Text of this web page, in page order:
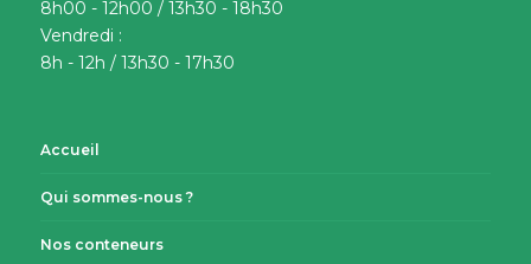
8h00 - 12h00 / 13h30 - 18h30
Vendredi :
8h - 12h / 13h30 - 17h30
Accueil
Qui sommes-nous ?
Nos conteneurs